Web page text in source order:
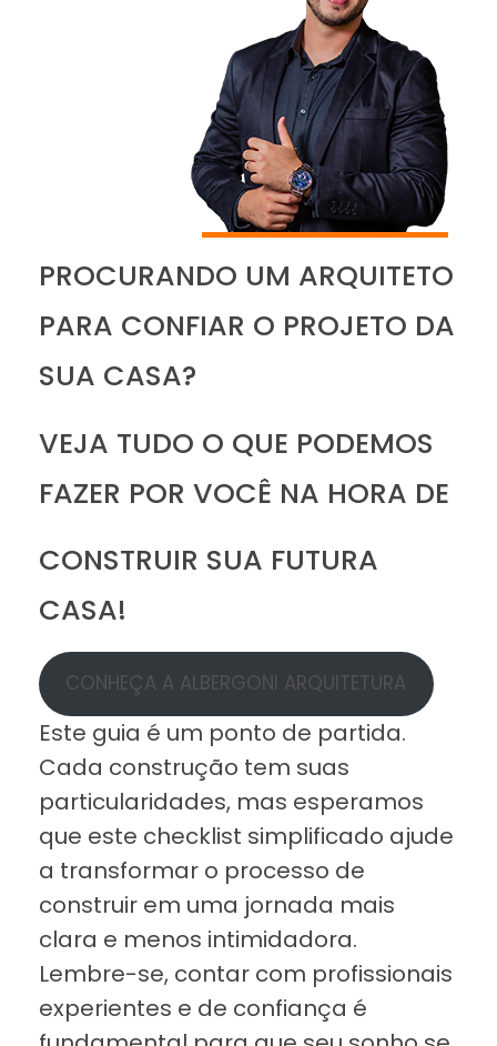
PROCURANDO UM ARQUITETO
PARA CONFIAR O PROJETO DA
SUA CASA?
VEJA TUDO O QUE PODEMOS
FAZER POR VOCÊ NA HORA DE
CONSTRUIR SUA FUTURA
CASA!
CONHEÇA A ALBERGONI ARQUITETURA
Este guia é um ponto de partida.
Cada construção tem suas
particularidades, mas esperamos
que este checklist simplificado ajude
a transformar o processo de
construir em uma jornada mais
clara e menos intimidadora.
Lembre-se, contar com profissionais
experientes e de confiança é